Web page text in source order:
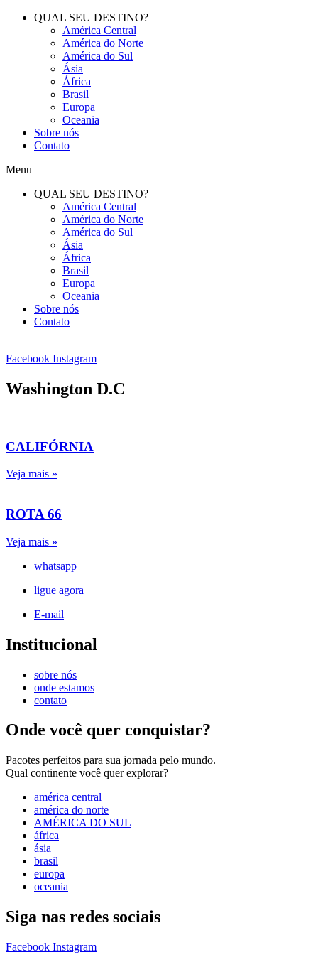
QUAL SEU DESTINO?
América Central
América do Norte
América do Sul
Ásia
África
Brasil
Europa
Oceania
Sobre nós
Contato
Menu
QUAL SEU DESTINO?
América Central
América do Norte
América do Sul
Ásia
África
Brasil
Europa
Oceania
Sobre nós
Contato
Facebook Instagram
Washington D.C
CALIFÓRNIA
Veja mais »
ROTA 66
Veja mais »
whatsapp
ligue agora
E-mail
Institucional
sobre nós
onde estamos
contato
Onde você quer conquistar?
Pacotes perfeitos para sua jornada pelo mundo.
Qual continente você quer explorar?
américa central
américa do norte
AMÉRICA DO SUL
áfrica
ásia
brasil
europa
oceania
Siga nas redes sociais
Facebook Instagram